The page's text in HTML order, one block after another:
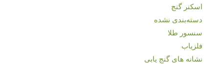
اسکنر گنج
دسته‌بندی نشده
سنسور طلا
فلزیاب
نشانه های گنج یابی